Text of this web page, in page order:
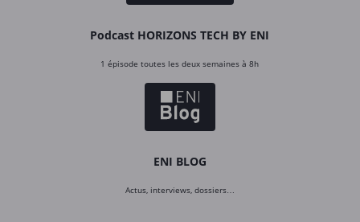
Podcast HORIZONS TECH BY ENI
1 épisode toutes les deux semaines à 8h
ENI BLOG
Actus, interviews, dossiers…